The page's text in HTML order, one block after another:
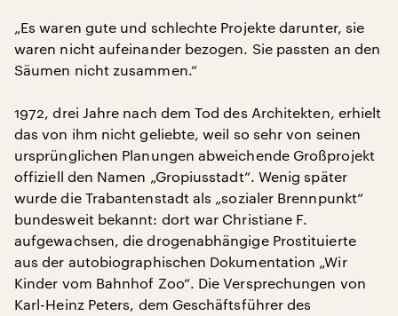
„Es waren gute und schlechte Projekte darunter, sie
waren nicht aufeinander bezogen. Sie passten an den
Säumen nicht zusammen.“
1972, drei Jahre nach dem Tod des Architekten, erhielt
das von ihm nicht geliebte, weil so sehr von seinen
ursprünglichen Planungen abweichende Großprojekt
offiziell den Namen „Gropiusstadt“. Wenig später
wurde die Trabantenstadt als „sozialer Brennpunkt“
bundesweit bekannt: dort war Christiane F.
aufgewachsen, die drogenabhängige Prostituierte
aus der autobiographischen Dokumentation „Wir
Kinder vom Bahnhof Zoo“. Die Versprechungen von
Karl-Heinz Peters, dem Geschäftsführer des